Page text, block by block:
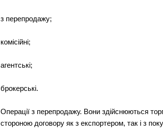
з перепродажу;
комісійні;
агентські;
брокерські.
Операції з перепродажу. Вони здійснюються
стороною договору як з експортером, так і з